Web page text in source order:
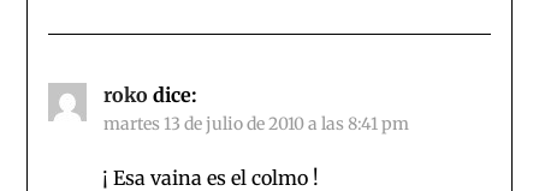
roko dice:
martes 13 de julio de 2010 a las 8:41 pm
¡ Esa vaina es el colmo !